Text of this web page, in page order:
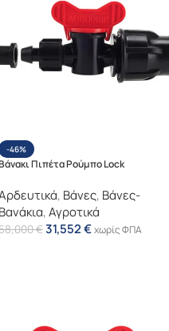
-46%
Πιπέτα Ρούμπο Lock
, Βάνες, Βάνες-
Βανάκια,Αγροτικά
€31,552€χωρίς ΦΠΑ